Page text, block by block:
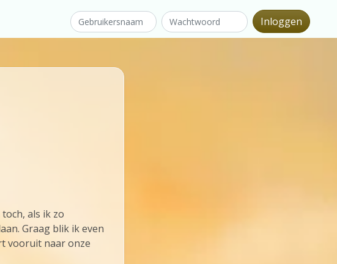
als ik zo
Graag blik ik even
vooruit naar onze